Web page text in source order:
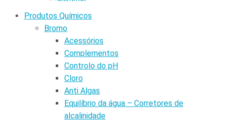
Produtos Químicos
Bromo
Acessórios
Complementos
Controlo do pH
Cloro
Anti Algas
Equilíbrio da água – Corretores de
alcalinidade